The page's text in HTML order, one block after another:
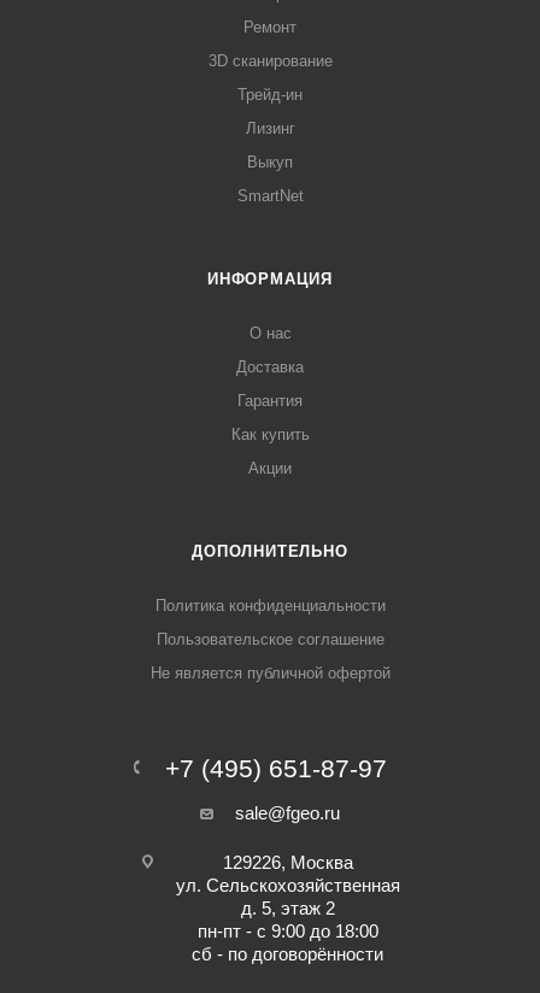
Ремонт
3D сканирование
Трейд-ин
Лизинг
Выкуп
SmartNet
ИНФОРМАЦИЯ
О нас
Доставка
Гарантия
Как купить
Акции
ДОПОЛНИТЕЛЬНО
Политика конфиденциальности
Пользовательское соглашение
Не является публичной офертой
+7 (495) 651-87-97
sale@fgeo.ru
129226, Москва
ул. Сельскохозяйственная
д. 5, этаж 2
пн-пт - с 9:00 до 18:00
сб - по договорённости